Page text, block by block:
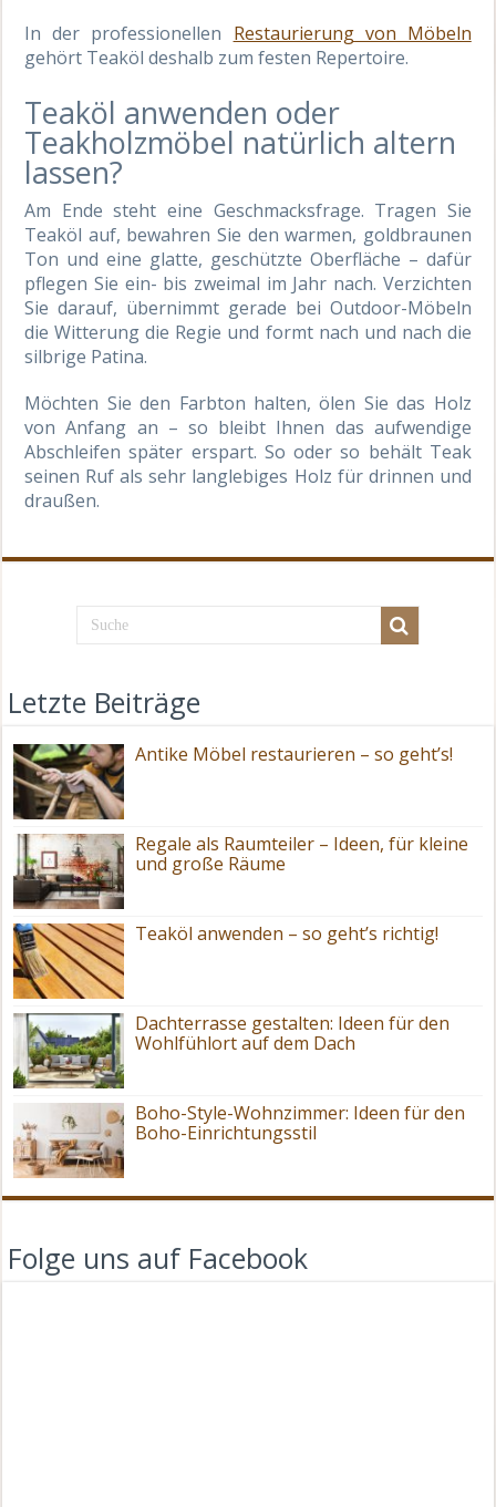
In der professionellen Restaurierung von Möbeln
gehört Teaköl deshalb zum festen Repertoire.
Teaköl anwenden oder
Teakholzmöbel natürlich altern
lassen?
Am Ende steht eine Geschmacksfrage. Tragen Sie
Teaköl auf, bewahren Sie den warmen, goldbraunen
Ton und eine glatte, geschützte Oberfläche – dafür
pflegen Sie ein- bis zweimal im Jahr nach. Verzichten
Sie darauf, übernimmt gerade bei Outdoor-Möbeln
die Witterung die Regie und formt nach und nach die
silbrige Patina.
Möchten Sie den Farbton halten, ölen Sie das Holz
von Anfang an – so bleibt Ihnen das aufwendige
Abschleifen später erspart. So oder so behält Teak
seinen Ruf als sehr langlebiges Holz für drinnen und
draußen.
Letzte Beiträge
Antike Möbel restaurieren – so geht’s!
Regale als Raumteiler – Ideen, für kleine
und große Räume
Teaköl anwenden – so geht’s richtig!
Dachterrasse gestalten: Ideen für den
Wohlfühlort auf dem Dach
Boho-Style-Wohnzimmer: Ideen für den
Boho-Einrichtungsstil
Folge uns auf Facebook